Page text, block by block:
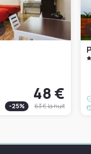
48 €
-25% 63 €la nuit